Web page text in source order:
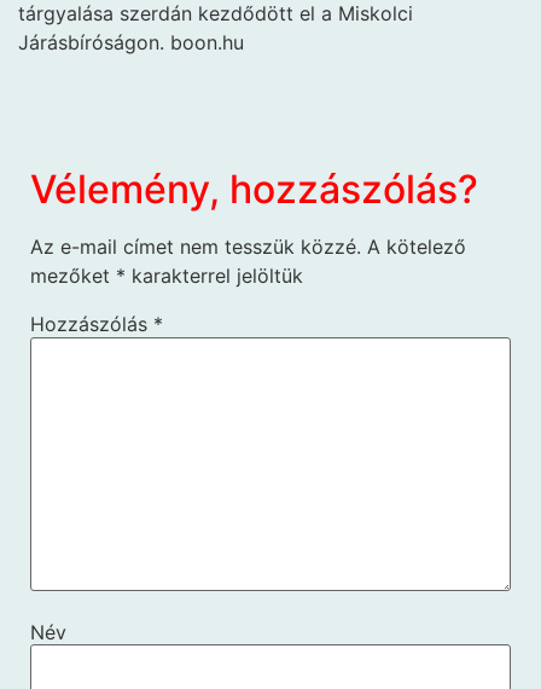
tárgyalása szerdán kezdődött el a Miskolci
Járásbíróságon. boon.hu
Vélemény, hozzászólás?
Az e-mail címet nem tesszük közzé. A kötelező
mezőket * karakterrel jelöltük
Hozzászólás *
Név